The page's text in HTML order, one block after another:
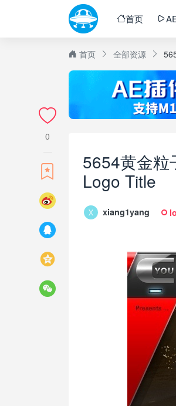
首页
首页 全部资源
5654黄金粒
Logo Title
xiang1yang
0